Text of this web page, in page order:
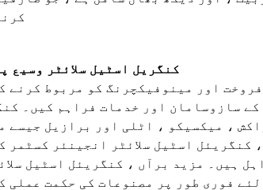
4. کنگریل اسٹیل سلائٹر وسیع
اینڈ ڈی ، فروخت اور مینوفیکچرنگ کو مربوط
سازوسامان اور خدمات فراہم کیں۔
، میکسیکو ، اٹلی اور برازیل جیسے
کنگریئل اسٹیل سلائٹر انجینئر کسٹمر
ہیں۔ مزید برآں ، کنگریئل اسٹیل
فوری طور پر مصنوعات کی حکمت عملی